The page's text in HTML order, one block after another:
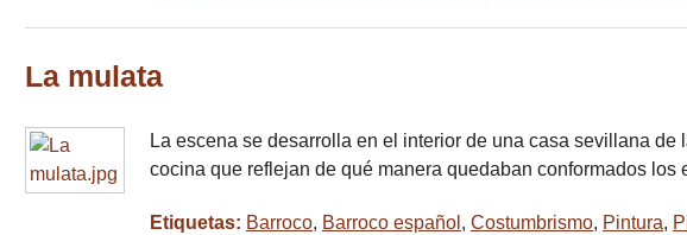
La mulata
La escena se desarrolla en el interior de una casa sevillana
cocina que reflejan de qué manera quedaban conformados
Etiquetas: Barroco, Barroco español , Costumbrismo, Pintura,